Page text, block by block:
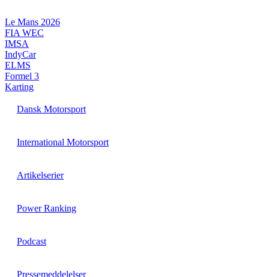
til
indhold
Le Mans 2026
FIA WEC
IMSA
IndyCar
ELMS
Formel 3
Karting
Dansk Motorsport
International Motorsport
Artikelserier
Power Ranking
Podcast
Pressemeddelelser